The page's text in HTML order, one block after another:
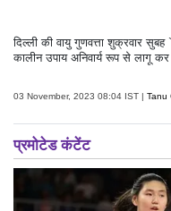
दिल्ली की वायु गुणवत्ता शुक्रवार
कालीन उपाय अनिवार्य रूप से लागू
03 November, 2023 08:04 IST | Tanu